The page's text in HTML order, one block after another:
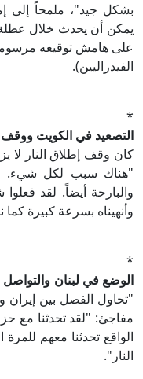
بشكل جيد"، ملمحاً إلى
يمكن أن يحدث خلال
على هامش توقيعه
الفيدراليين).
*
التصعيد في الكويت ووقف
كان وقف إطلاق النار لا
"هناك سبب لكل شيء.
والبارحة أيضاً. لقد فعلوا
وأنهيناه بسرعة كبيرة كما
*
الوضع في لبنان
"تحاول الفصل بين
مفاجئ: "لقد تحدثنا مع
الواقع تحدثنا معهم
النار".